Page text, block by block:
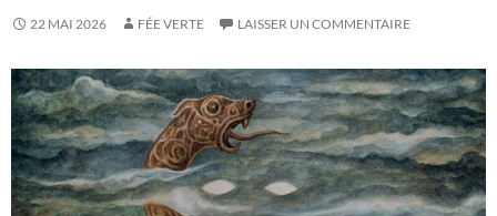
22 MAI 2026 FÉE VERTE LAISSER UN COMMENTAIRE